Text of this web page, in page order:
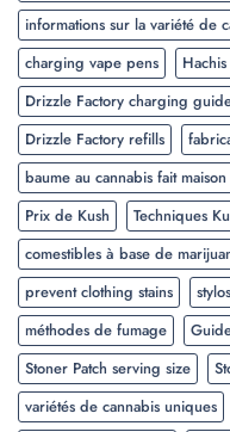
informations sur la variété de
charging vape pens
Drizzle Factory charging
Drizzle Factory refills
baume au cannabis fait maison
Prix de Kush
Techniques
comestibles à base de
prevent clothing stains
méthodes de fumage
Stoner Patch serving size
variétés de cannabis uniques